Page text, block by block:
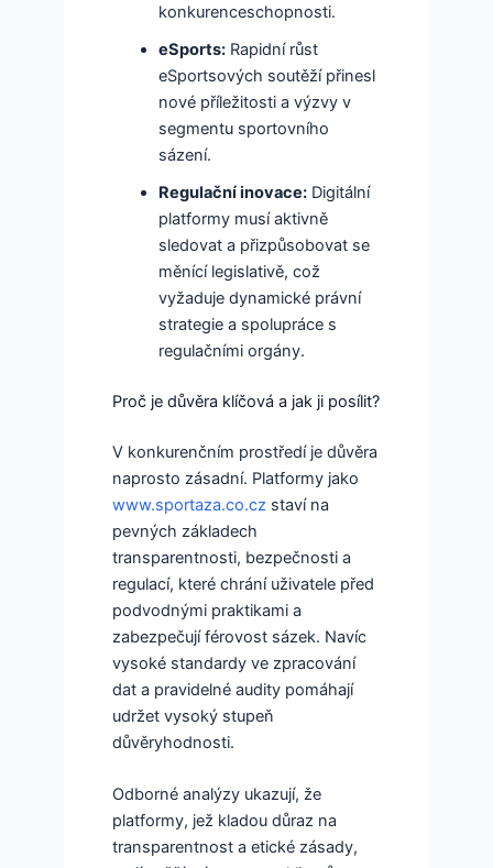
konkurenceschopnosti.
eSports:Rapidní růst
eSportsových soutěží přinesl
nové příležitosti a výzvy v
segmentu sportovního
sázení.
Regulační inovace:Digitální
platformy musí aktivně
sledovat a přizpůsobovat se
měnící legislativě, což
vyžaduje dynamické právní
strategie a spolupráce s
regulačními orgány.
Proč je důvěra klíčová a jak ji posílit?
V konkurenčním prostředí je důvěra
naprosto zásadní. Platformy jako
www.sportaza.co.cz staví na
pevných základech
transparentnosti, bezpečnosti a
regulací, které chrání uživatele před
podvodnými praktikami a
zabezpečují férovost sázek. Navíc
vysoké standardy ve zpracování
dat a pravidelné audity pomáhají
udržet vysoký stupeň
důvěryhodnosti.
Odborné analýzy ukazují, že
platformy, jež kladou důraz na
transparentnost a etické zásady,